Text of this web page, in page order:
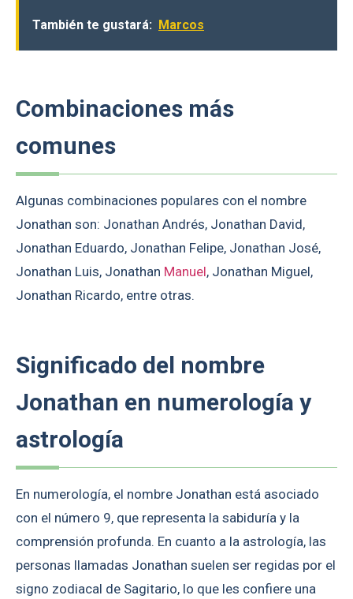
También te gustará: Marcos
Combinaciones más
comunes
Algunas combinaciones populares con el nombre
Jonathan son: Jonathan Andrés, Jonathan David,
Jonathan Eduardo, Jonathan Felipe, Jonathan José,
Jonathan Luis, Jonathan Manuel, Jonathan Miguel,
Jonathan Ricardo, entre otras.
Significado del nombre
Jonathan en numerología y
astrología
En numerología, el nombre Jonathan está asociado
con el número 9, que representa la sabiduría y la
comprensión profunda. En cuanto a la astrología, las
personas llamadas Jonathan suelen ser regidas por el
signo zodiacal de Sagitario, lo que les confiere una